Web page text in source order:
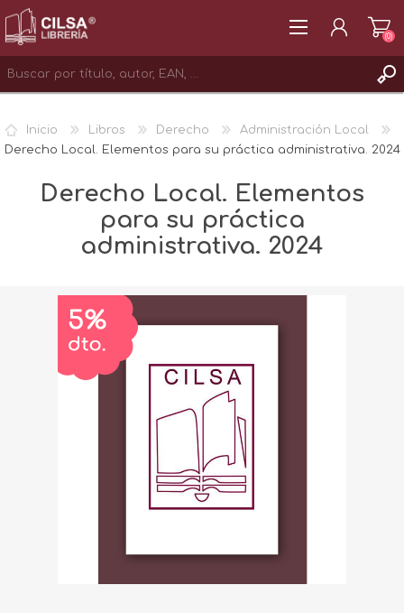
INICIAR SESIÓN
(0)
Inicio Libros Derecho
Administración Local
Derecho Local. Elementos para su práctica administrativa. 2024
Derecho Local. Elementos
para su práctica
administrativa. 2024